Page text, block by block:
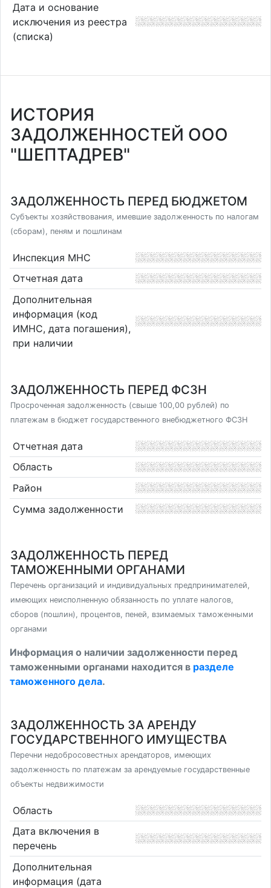
Дата и основание
исключения из реестра
(списка)
ИСТОРИЯ
ЗАДОЛЖЕННОСТЕЙ ООО
"ШЕПТАДРЕВ"
ЗАДОЛЖЕННОСТЬ ПЕРЕД БЮДЖЕТОМ
Субъекты хозяйствования, имевшие задолженность по налогам
(сборам), пеням и пошлинам
Инспекция МНС
Отчетная дата
Дополнительная
информация (код
ИМНС, дата погашения),
при наличии
ЗАДОЛЖЕННОСТЬ ПЕРЕД ФСЗН
Просроченная задолженность (свыше 100,00 рублей) по
платежам в бюджет государственного внебюджетного ФСЗН
Отчетная дата
Область
Район
Сумма задолженности
ЗАДОЛЖЕННОСТЬ ПЕРЕД
ТАМОЖЕННЫМИ ОРГАНАМИ
Перечень организаций и индивидуальных предпринимателей,
имеющих неисполненную обязанность по уплате налогов,
сборов (пошлин), процентов, пеней, взимаемых таможенными
органами
Информация о наличии задолженности перед
таможенными органами находится в разделе
таможенного дела.
ЗАДОЛЖЕННОСТЬ ЗА АРЕНДУ
ГОСУДАРСТВЕННОГО ИМУЩЕСТВА
Перечни недобросовестных арендаторов, имеющих
задолженность по платежам за арендуемые государственные
объекты недвижимости
Область
Дата включения в
перечень
Дополнительная
информация (дата